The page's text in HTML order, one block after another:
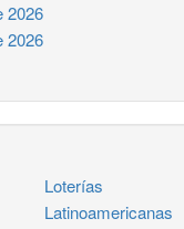
2026
2026
Loterías
Latinoamericanas